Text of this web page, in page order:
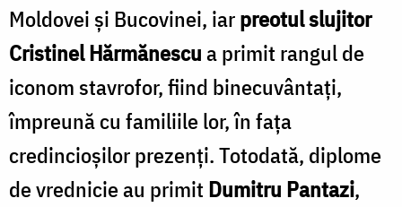
Moldovei şi Bucovinei, iarpreotul slujitor
Cristinel Hărmănescua primit rangul de
iconom stavrofor, fiind binecuvântaţi,
împreună cu familiile lor, în faţa
credincioşilor prezenţi. Totodată, diplome
de vrednicie au primit Dumitru Pantazi,